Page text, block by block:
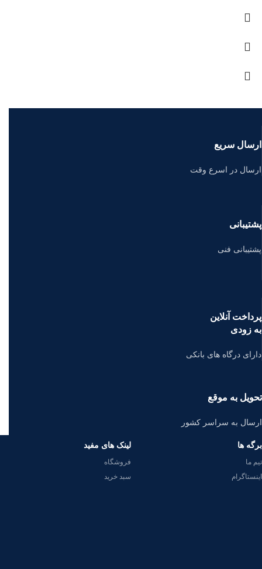
ارسال سریع
ارسال در اسرع وقت
پشتیبانی
پشتیبانی فنی
پرداخت آنلاین
به زودی
دارای درگاه های بانکی
تحویل به موقع
ارسال به سراسر کشور
برگه ها
تیم ما
اینستاگرام
لینک های مفید
فروشگاه
سبد خرید